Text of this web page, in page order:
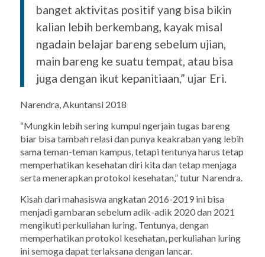
banget aktivitas positif yang bisa bikin
kalian lebih berkembang, kayak misal
ngadain belajar bareng sebelum ujian,
main bareng ke suatu tempat, atau bisa
juga dengan ikut kepanitiaan,” ujar Eri.
Narendra, Akuntansi 2018
“Mungkin lebih sering kumpulngerjaintugas bareng
biar bisa tambah relasi dan punya keakraban yang lebih
sama teman-teman kampus, tetapi tentunya harus tetap
memperhatikan kesehatan diri kita dan tetap menjaga
serta menerapkan protokol kesehatan,” tutur Narendra.
Kisah dari mahasiswa angkatan 2016-2019 ini bisa
menjadi gambaran sebelum adik-adik 2020 dan 2021
mengikuti perkuliahan luring. Tentunya, dengan
memperhatikan protokol kesehatan, perkuliahan luring
ini semoga dapat terlaksana dengan lancar.